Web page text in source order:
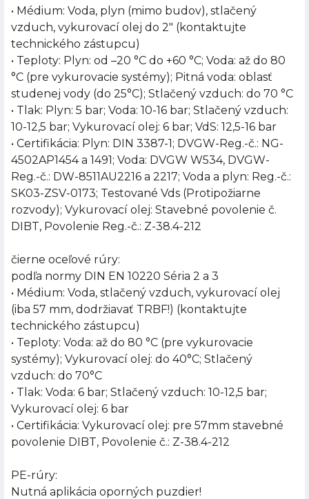
• Médium: Voda, plyn (mimo budov), stlačený
vzduch, vykurovací olej do 2" (kontaktujte
technického zástupcu)
• Teploty: Plyn: od –20 °C do +60 °C; Voda: až do 80
°C (pre vykurovacie systémy); Pitná voda: oblasť
studenej vody (do 25°C); Stlačený vzduch: do 70 °C
• Tlak: Plyn: 5 bar; Voda: 10-16 bar; Stlačený vzduch:
10-12,5 bar; Vykurovací olej: 6 bar; VdS: 12,5-16 bar
• Certifikácia: Plyn: DIN 3387-1; DVGW-Reg.-č.: NG-
4502AP1454 a 1491; Voda: DVGW W534, DVGW-
Reg.-č.: DW-8511AU2216 a 2217; Voda a plyn: Reg.-č.:
SK03-ZSV-0173; Testované Vds (Protipožiarne
rozvody); Vykurovací olej: Stavebné povolenie č.
DIBT, Povolenie Reg.-č.: Z-38.4-212
čierne oceľové rúry:
podľa normy DIN EN 10220 Séria 2 a 3
• Médium: Voda, stlačený vzduch, vykurovací olej
(iba 57 mm, dodržiavať TRBF!) (kontaktujte
technického zástupcu)
• Teploty: Voda: až do 80 °C (pre vykurovacie
systémy); Vykurovací olej: do 40°C; Stlačený
vzduch: do 70°C
• Tlak: Voda: 6 bar; Stlačený vzduch: 10-12,5 bar;
Vykurovací olej: 6 bar
• Certifikácia: Vykurovací olej: pre 57mm stavebné
povolenie DIBT, Povolenie č.: Z-38.4-212
PE-rúry:
Nutná aplikácia oporných puzdier!